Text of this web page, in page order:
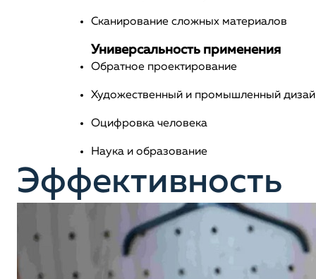
Сканирование сложных материалов
Универсальность применения
Обратное проектирование
Художественный и промышленный
Оцифровка человека
Наука и образование
Эффективность